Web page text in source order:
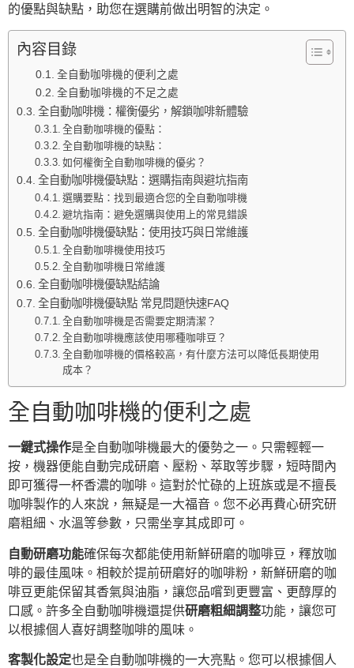
的優點與缺點，助您在選購前做出明智的決定。
內容目錄
全自動咖啡機的便利之處
全自動咖啡機的不足之處
全自動咖啡機：權衡優劣，解鎖咖啡新體驗
全自動咖啡機的優點：
全自動咖啡機的缺點：
如何權衡全自動咖啡機的優劣？
全自動咖啡機優缺點：選購指南與避坑指南
選購要點：找到最適合您的全自動咖啡機
避坑指南：避免選購與使用上的常見錯誤
全自動咖啡機優缺點：使用技巧與日常維護
全自動咖啡機使用技巧
全自動咖啡機日常維護
全自動咖啡機優缺點結論
全自動咖啡機優缺點 常見問題快速FAQ
全自動咖啡機是否需要定期清潔？
全自動咖啡機應該使用哪種咖啡豆？
全自動咖啡機的價格較高，有什麼方法可以降低長期使用
成本？
全自動咖啡機的便利之處
一鍵式操作是全自動咖啡機最大的優勢之一。只需輕輕一
按，機器便能自動完成研磨、壓粉、萃取等步驟，短時間內
即可獲得一杯香濃的咖啡。這對於忙碌的上班族或是不擅長
咖啡製作的人來說，無疑是一大福音。您不必再費心研究研
磨粗細、水溫等參數，只需坐享其成即可。
自動研磨功能確保每次都能使用新鮮研磨的咖啡豆，釋放咖
啡的最佳風味。相較於提前研磨好的咖啡粉，新鮮研磨的咖
啡豆更能保留其香氣與油脂，讓您品嚐到更豐富、更醇厚的
口感。許多全自動咖啡機還提供研磨粗細調整功能，讓您可
以根據個人喜好調整咖啡的風味。
客製化設定也是全自動咖啡機的一大亮點。您可以根據個人